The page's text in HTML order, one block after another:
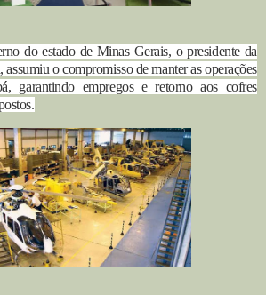
do estado de Minas Gerais, o presidente da
o compromisso de manter as operações
garantindo empregos e retorno aos cofres